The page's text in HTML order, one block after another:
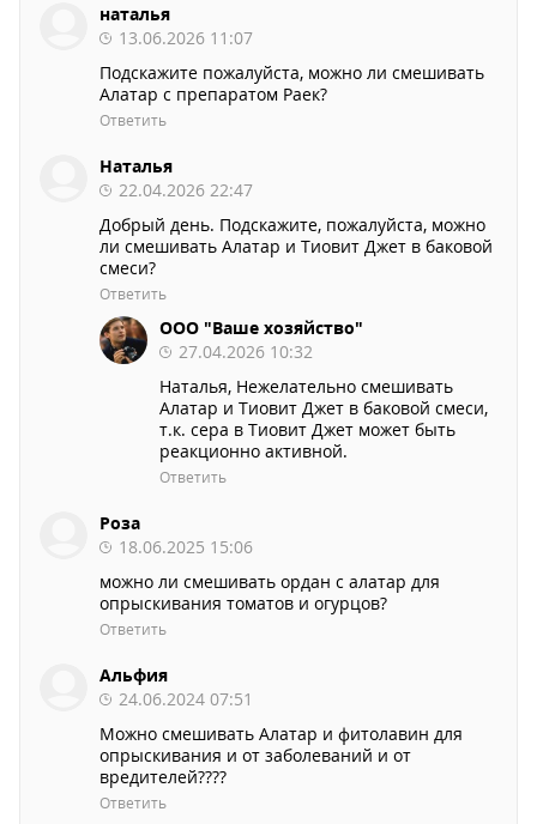
наталья
13.06.2026 11:07
Подскажите пожалуйста, можно ли смешивать
Алатар с препаратом Раек?
Ответить
Наталья
22.04.2026 22:47
Добрый день. Подскажите, пожалуйста, можно
ли смешивать Алатар и Тиовит Джет в баковой
смеси?
Ответить
ООО "Ваше хозяйство"
27.04.2026 10:32
Наталья, Нежелательно смешивать
Алатар и Тиовит Джет в баковой смеси,
т.к. сера в Тиовит Джет может быть
реакционно активной.
Ответить
Роза
18.06.2025 15:06
можно ли смешивать ордан с алатар для
опрыскивания томатов и огурцов?
Ответить
Альфия
24.06.2024 07:51
Можно смешивать Алатар и фитолавин для
опрыскивания и от заболеваний и от
вредителей????
Ответить